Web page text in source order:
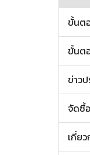
ขั้นต
ขั้นต
ข่าว
จัดซื้
เกี่ย